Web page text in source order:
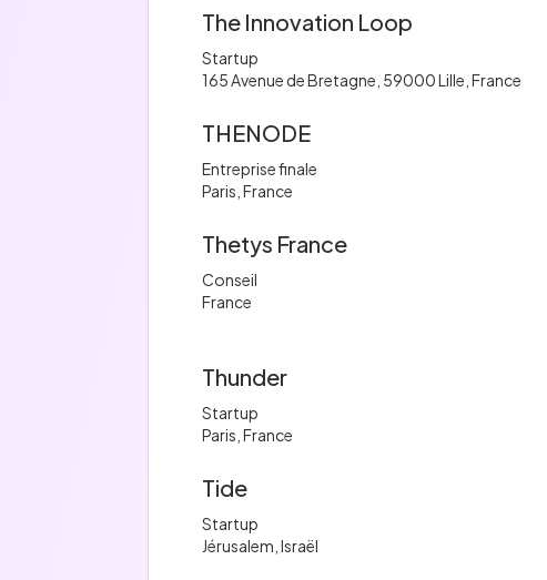
The Innovation Loop
Startup
165 Avenue de Bretagne, 59000 Lille, France
THENODE
Entreprise finale
Paris, France
Thetys France
Conseil
France
Thunder
Startup
Paris, France
Tide
Startup
Jérusalem, Israël